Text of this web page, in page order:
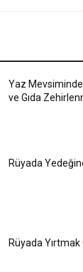
Yaz Mevsiminde
ve Gıda
Rüyada
Rüyada